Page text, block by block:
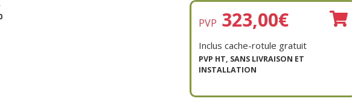
PVP 323,00€
Inclus cache-rotule gratuit
PVP HT, SANS LIVRAISON ET
INSTALLATION